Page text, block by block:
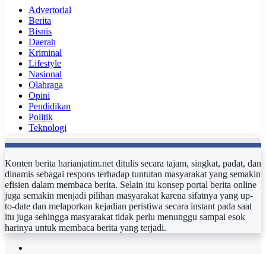
Advertorial
Berita
Bisnis
Daerah
Kriminal
Lifestyle
Nasional
Olahraga
Opini
Pendidikan
Politik
Teknologi
Konten berita harianjatim.net ditulis secara tajam, singkat, padat, dan
dinamis sebagai respons terhadap tuntutan masyarakat yang semakin
efisien dalam membaca berita. Selain itu konsep portal berita online
juga semakin menjadi pilihan masyarakat karena sifatnya yang up-
to-date dan melaporkan kejadian peristiwa secara instant pada saat
itu juga sehingga masyarakat tidak perlu menunggu sampai esok
harinya untuk membaca berita yang terjadi.